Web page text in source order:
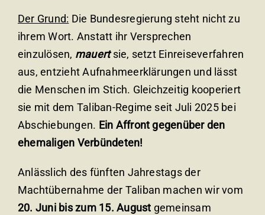
Der Grund: Die Bundesregierung steht nicht zu
ihrem Wort. Anstatt ihr Versprechen
einzulösen, mauertsie, setzt Einreiseverfahren
aus, entzieht Aufnahmeerklärungen und lässt
die Menschen im Stich. Gleichzeitig kooperiert
sie mit dem Taliban-Regime seit Juli 2025 bei
Abschiebungen. Ein Affront gegenüber den
ehemaligen Verbündeten!
Anlässlich des fünften Jahrestags der
Machtübernahme der Taliban machen wir vom
20. Juni bis zum 15. August gemeinsam